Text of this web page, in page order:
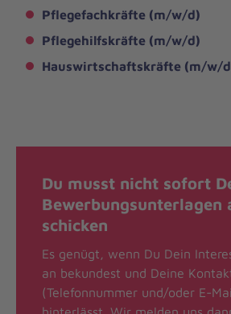
Pflegefachkräfte (m/w/d)
Pflegehilfskräfte (m/w/d)
Hauswirtschaftskräfte (m/w/
Du musst nicht sofort
Bewerbungsunterlagen
schicken
Es genügt, wenn Du Dein
an bekundest und Deine
(Telefonnummer und/oder E-